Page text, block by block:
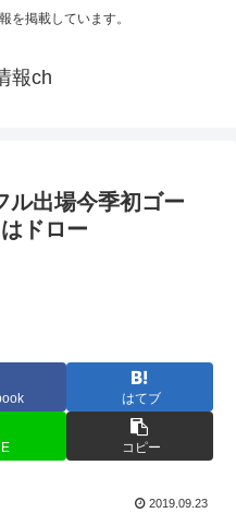
を掲載しています。
報ch
ル出場今季初ゴー
ドロー
はてブ
コピー
2019.09.23